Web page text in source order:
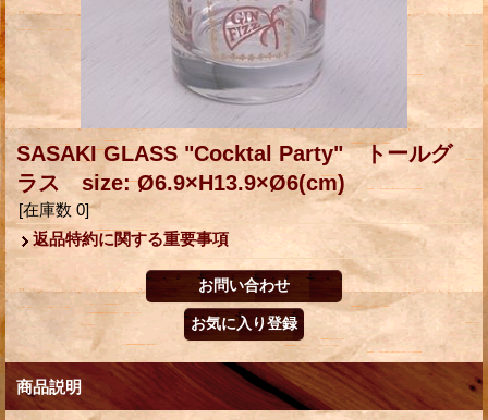
SASAKI GLASS "Cocktal Party" トールグ
ラス size: Ø6.9×H13.9×Ø6(cm)
[在庫数 0]
返品特約に関する重要事項
商品説明